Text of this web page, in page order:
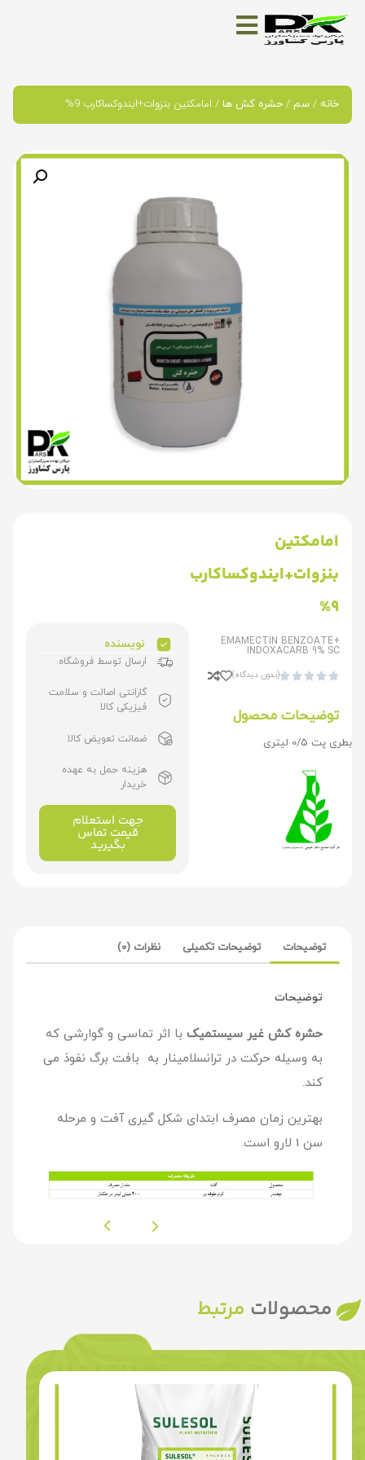
خانه / سم / حشره کش ها / امامکتین بنزوات+ایندوکساکارب 9%
امامکتین
بنزوات+ایندوکساکارب
9%
EMAMECTIN BENZOATE+
INDOXACARB 9% SC




(بدون دیدگاه)
توضیحات محصول
بطری پت 0/5 لیتری
نویسنده
ارسال توسط فروشگاه
گارانتی اصالت و سلامت
فیزیکی کالا
ضمانت تعویض کالا
هزینه حمل به عهده
خریدار
جهت استعلام
قیمت تماس
بگیرید
توضیحات توضیحات تکمیلی نظرات (0)
توضیحات
حشره کش غیر سیستمیک با اثر تماسی و گوارشی که
به وسیله حرکت در ترانسلامینار به بافت برگ نفوذ می
کند.
بهترین زمان مصرف ابتدای شکل گیری آفت و مرحله
سن 1 لارو است.
محصولات مرتبط